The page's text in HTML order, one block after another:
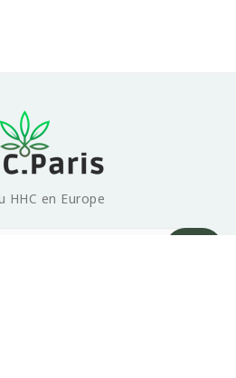
HHC en Europe